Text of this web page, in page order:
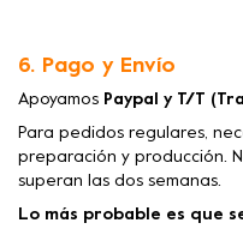
6. Pago y Envío
Apoyamos Paypal y T/T
Para pedidos regulares,
preparación y producción.
superan las dos semanas.
Lo más probable es que